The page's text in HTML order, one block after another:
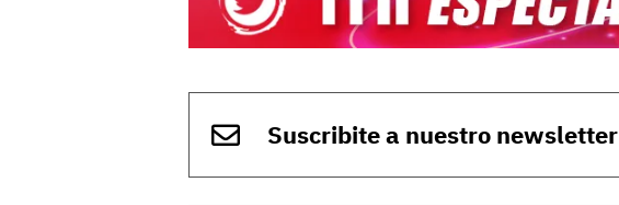
Suscribite a nuestro newsletter